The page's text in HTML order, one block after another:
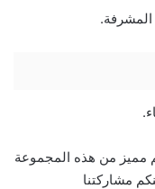
مميز من هذه المجموعة
مشاركتنا